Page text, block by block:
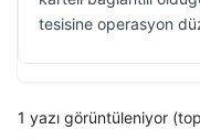
tesisine operasyon
1 yazı görüntüleniyor